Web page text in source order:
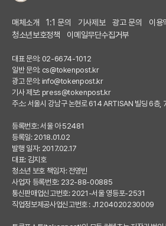
매체소개 1:1 문의 기사제보 광고 문의 이용
청소년보호정책
이메일무단수집거부
대표 문의: 02-6674-1012
일반 문의: cs@tokenpost.kr
광고 문의: info@tokenpost.kr
기사 제보: press@tokenpost.kr
주소: 서울시 강남구 논현로 614 ARTISAN 빌딩 6층,
등록번호: 서울 아 52481
등록일: 2018.01.02
발행 일자: 2017.02.17
대표: 김지호
청소년 보호 책임자: 전영빈
사업자 등록번호: 232-88-00885
통신판매업신고번호: 2021-서울 영등포-2531
직업정보제공사업신고번호 : J1204020230009